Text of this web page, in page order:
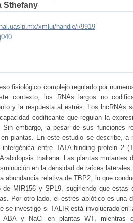
Sthefany
xmlui/handle/i/9919
fisiológico complejo regulado por
contexto, los RNAs largos no
y la respuesta al estrés. Los lncRNAs
codificante que regulan la
embargo, a pesar de sus funciones
en plantas. En este estudio se describe,
entre TATA-binding protein 2
thaliana. Las plantas mutantes
en la densidad de raíces
abundancia relativa de TBP2, lo que
MIR156 y SPL9, sugiriendo que estas
Por otro lado, el estrés abiótico es una
se investigó si TALIR está involucrado en
ABA y NaCl en plantas WT, mientras